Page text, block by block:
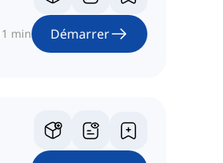
min Démarrer